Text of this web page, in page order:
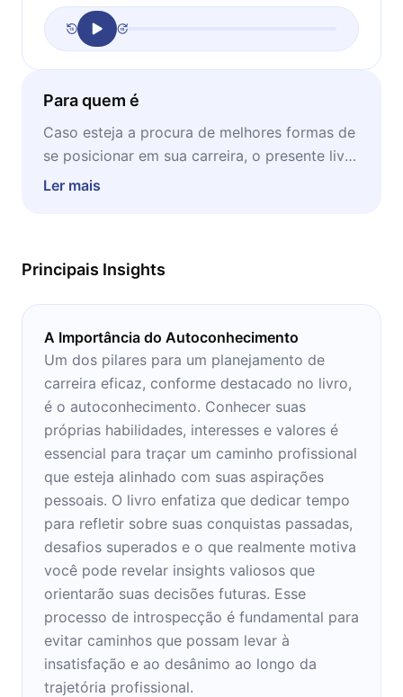
Para quem é
Caso esteja a procura de melhores formas de
se posicionar em sua carreira, o presente livro
tem direcionamentos claros de como chegar
Ler mais
Principais Insights
A Importância do Autoconhecimento
Um dos pilares para um planejamento de
carreira eficaz, conforme destacado no livro,
é o autoconhecimento. Conhecer suas
próprias habilidades, interesses e valores é
essencial para traçar um caminho profissional
que esteja alinhado com suas aspirações
pessoais. O livro enfatiza que dedicar tempo
para refletir sobre suas conquistas passadas,
desafios superados e o que realmente motiva
você pode revelar insights valiosos que
orientarão suas decisões futuras. Esse
processo de introspecção é fundamental para
evitar caminhos que possam levar à
insatisfação e ao desânimo ao longo da
trajetória profissional.